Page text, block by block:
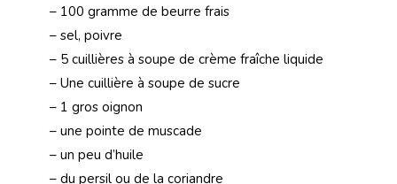
– 100 gramme de beurre frais
– sel, poivre
– 5 cuillières à soupe de crème fraîche liquide
– Une cuillière à soupe de sucre
– 1 gros oignon
– une pointe de muscade
– un peu d’huile
– du persil ou de la coriandre